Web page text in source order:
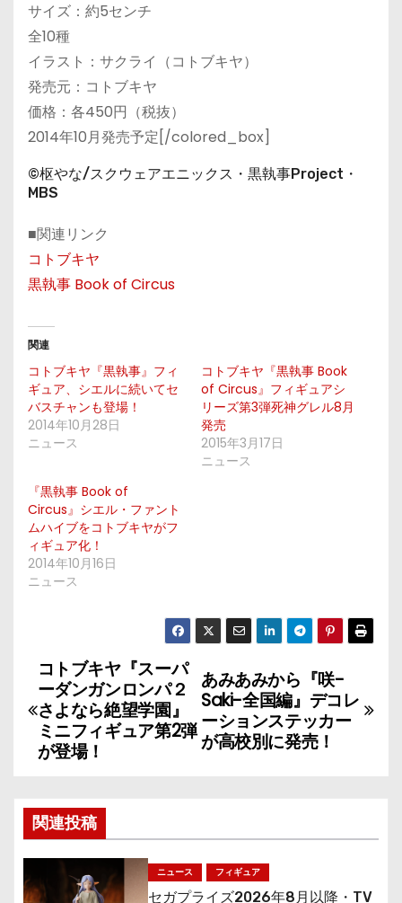
サイズ：約5センチ
全10種
イラスト：サクライ（コトブキヤ）
発売元：コトブキヤ
価格：各450円（税抜）
2014年10月発売予定[/colored_box]
©枢やな/スクウェアエニックス・黒執事Project・
MBS
■関連リンク
コトブキヤ
黒執事 Book of Circus
関連
コトブキヤ『黒執事』フィ
ギュア、シエルに続いてセ
バスチャンも登場！
2014年10月28日
ニュース
コトブキヤ『黒執事 Book
of Circus』フィギュアシ
リーズ第3弾死神グレル8月
発売
2015年3月17日
ニュース
『黒執事 Book of
Circus』シエル・ファント
ムハイブをコトブキヤがフ
ィギュア化！
2014年10月16日
ニュース
投
稿
ナ
ゲ
ー
あみあみから『咲-
Saki-全国編』デコレ
ーションステッカー
が高校別に発売！
コトブキヤ『スーパ
ーダンガンロンパ２
さよなら絶望学園』
ミニフィギュア第2弾
が登場！
関連投稿
ニュース フィギュア
セガプライズ2026年8月以降・TV